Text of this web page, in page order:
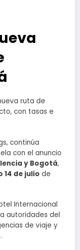
ruta de
con tasas e
continúa
con el anuncio
y Bogotá,
de julio de
Internacional
autoridades del
de viaje y